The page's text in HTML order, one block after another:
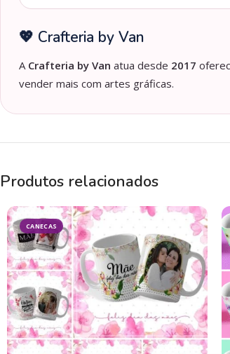
💖 Crafteria by Van
A Crafteria by Van atua desde 2017
vender mais com artes gráficas.
Produtos relacionados
CANECAS